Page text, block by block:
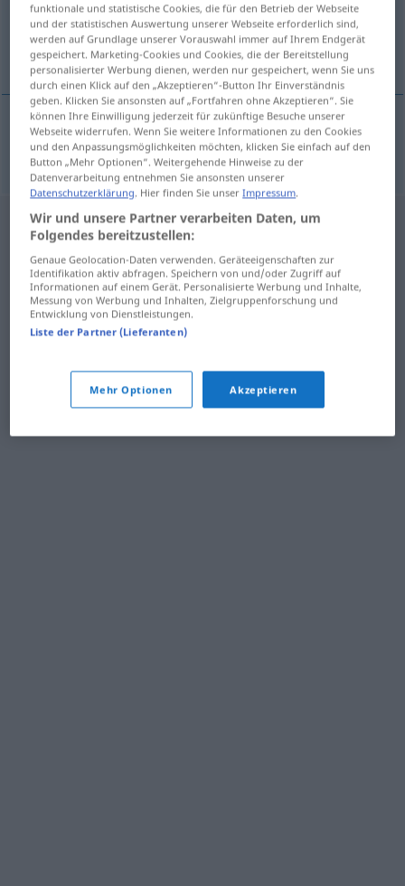
Übersicht aller Übersetzungen
(Für mehr Details die Übersetzung anklicken/antippen)
uzvednout → siehe „uzdvihnout“
funktionale und statistische Cookies, die für den Betrieb der Webseite
und der statistischen Auswertung unserer Webseite erforderlich sind,
werden auf Grundlage unserer Vorauswahl immer auf Ihrem Endgerät
gespeichert. Marketing-Cookies und Cookies, die der Bereitstellung
personalisierter Werbung dienen, werden nur gespeichert, wenn Sie uns
durch einen Klick auf den „Akzeptieren“-Button Ihr Einverständnis
geben. Klicken Sie ansonsten auf „Fortfahren ohne Akzeptieren“. Sie
können Ihre Einwilligung jederzeit für zukünftige Besuche unserer
Webseite widerrufen. Wenn Sie weitere Informationen zu den Cookies
und den Anpassungsmöglichkeiten möchten, klicken Sie einfach auf den
Button „Mehr Optionen“. Weitergehende Hinweise zu der
Datenverarbeitung entnehmen Sie ansonsten unserer
Datenschutzerklärung. Hier finden Sie unserImpressum.
Wir und unsere Partner verarbeiten Daten, um
Folgendes bereitzustellen:
Genaue Geolocation-Daten verwenden. Geräteeigenschaften zur
Identifikation aktiv abfragen. Speichern von und/oder Zugriff auf
Informationen auf einem Gerät. Personalisierte Werbung und Inhalte,
Messung von Werbung und Inhalten, Zielgruppenforschung und
Entwicklung von Dienstleistungen.
Liste der Partner (Lieferanten)
Mehr Optionen Akzeptieren